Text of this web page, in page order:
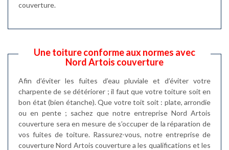
couverture.
Une toiture conforme aux normes avec
Nord Artois couverture
Afin d’éviter les fuites d’eau pluviale et d’éviter votre
charpente de se détériorer ; il faut que votre toiture soit en
bon état (bien étanche). Que votre toit soit : plate, arrondie
ou en pente ; sachez que notre entreprise Nord Artois
couverture sera en mesure de s’occuper de la réparation de
vos fuites de toiture. Rassurez-vous, notre entreprise de
couverture Nord Artois couverture a les qualifications et les